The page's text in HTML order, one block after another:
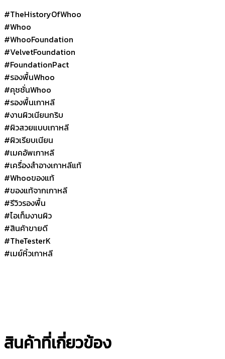
#TheHistoryOfWhoo
#Whoo
#WhooFoundation
#VelvetFoundation
#FoundationPact
#รองพื้นWhoo
#คุชชั่นWhoo
#รองพื้นเกาหลี
#งานผิวเนียนกริบ
#ผิวสวยแบบเกาหลี
#ผิวเรียบเนียน
#เมคอัพเกาหลี
#เครื่องสำอางเกาหลีแท้
#Whooของแท้
#ของแท้จากเกาหลี
#รีวิวรองพื้น
#ไอเท็มงานผิว
#สินค้าขายดี
#TheTesterK
#เมย์หิ้วเกาหลี
สินค้าที่เกี่ยวข้อง